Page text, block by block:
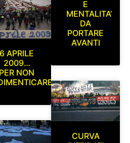
6 APRILE
2009…
PER NON
E
MENTALITA’
DA
PORTARE
AVANTI
CURVA